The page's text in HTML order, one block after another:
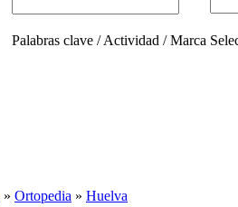
Palabras clave / Actividad / Marca
» Ortopedia » Huelva